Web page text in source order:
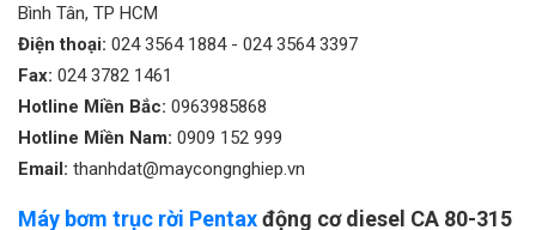
Bình Tân, TP HCM
Điện thoại: 024 3564 1884- 024 3564 3397
Fax: 024 3782 1461
Hotline Miền Bắc: 0963985868
Hotline Miền Nam: 0909 152 999
Email: thanhdat@maycongnghiep.vn
Máy bơm trục rời Pentaxđộng cơ diesel CA 80-315